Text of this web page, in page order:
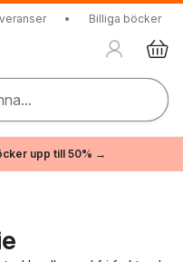
• Billiga böcker
upp till 50% →